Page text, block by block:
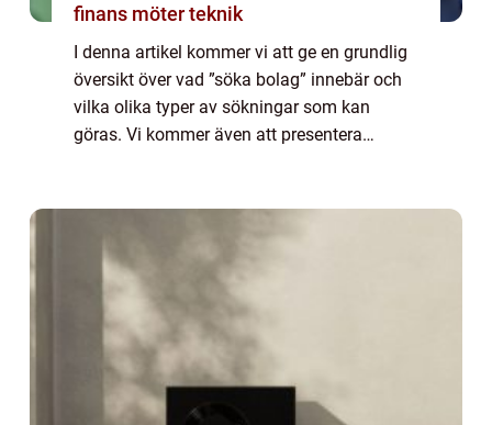
finans möter teknik
I denna artikel kommer vi att ge en grundlig
översikt över vad ”söka bolag” innebär och
vilka olika typer av sökningar som kan
göras. Vi kommer även att presentera